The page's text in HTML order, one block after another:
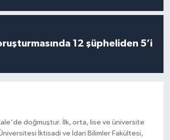
12 şüpheliden 5’i
doğmuştur. İlk, orta, lise ve üniversite
İktisadi ve İdari Bilimler Fakültesi,